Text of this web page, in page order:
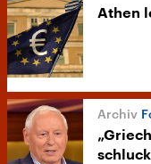
Athen